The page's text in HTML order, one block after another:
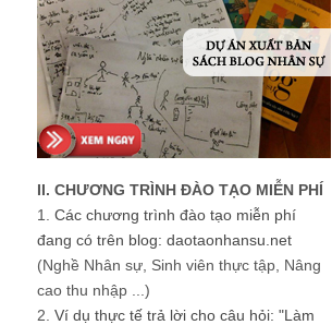
II. CHƯƠNG TRÌNH ĐÀO TẠO MIỄN PHÍ
1. Các chương trình đào tạo miễn phí
đang có trên blog: daotaonhansu.net
(Nghề Nhân sự, Sinh viên thực tập, Nâng
cao thu nhập ...)
2. Ví dụ thực tế trả lời cho câu hỏi: "Làm